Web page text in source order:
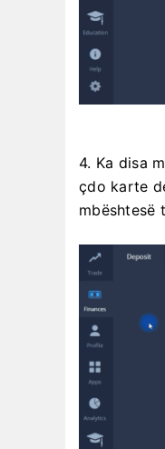
4. Ka disa
çdo karte
mbështesë